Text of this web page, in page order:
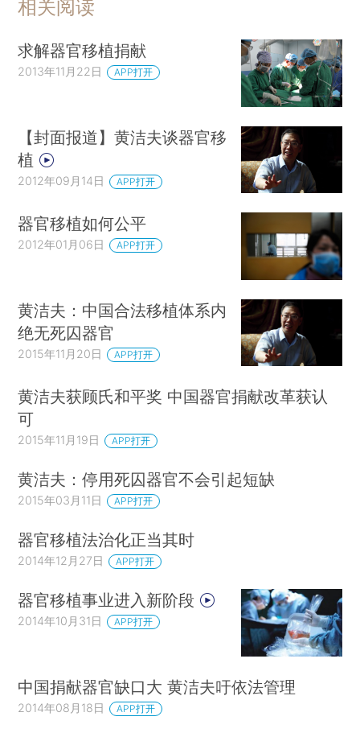
相关阅读
求解器官移植捐献
2013年11月22日 APP打开
【封面报道】黄洁夫谈器官移
植
2012年09月14日 APP打开
器官移植如何公平
2012年01月06日 APP打开
黄洁夫：中国合法移植体系内
绝无死囚器官
2015年11月20日 APP打开
黄洁夫获顾氏和平奖 中国器官捐献改革获认
可
2015年11月19日 APP打开
黄洁夫：停用死囚器官不会引起短缺
2015年03月11日 APP打开
器官移植法治化正当其时
2014年12月27日 APP打开
器官移植事业进入新阶段
2014年10月31日 APP打开
中国捐献器官缺口大 黄洁夫吁依法管理
2014年08月18日 APP打开